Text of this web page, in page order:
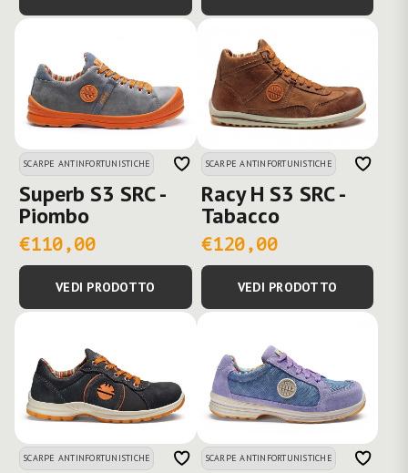
SCARPE ANTINFORTUNISTICHE
Superb S3 SRC -
Piombo
€110,00
VEDI PRODOTTO
SCARPE ANTINFORTUNISTICHE
Racy H S3 SRC -
Tabacco
€120,00
VEDI PRODOTTO
SCARPE ANTINFORTUNISTICHE SCARPE ANTINFORTUNISTICHE